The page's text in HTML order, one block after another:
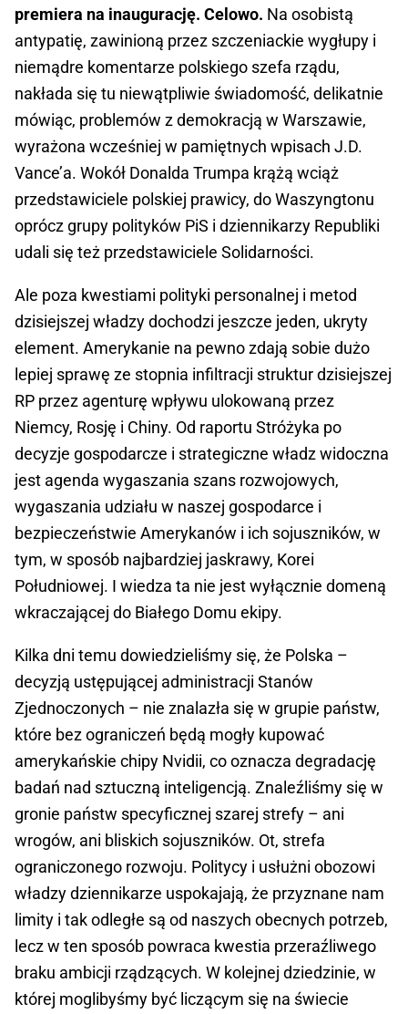
premiera na inaugurację. Celowo. Na osobistą
antypatię, zawinioną przez szczeniackie wygłupy i
niemądre komentarze polskiego szefa rządu,
nakłada się tu niewątpliwie świadomość, delikatnie
mówiąc, problemów z demokracją w Warszawie,
wyrażona wcześniej w pamiętnych wpisach J.D.
Vance’a. Wokół Donalda Trumpa krążą wciąż
przedstawiciele polskiej prawicy, do Waszyngtonu
oprócz grupy polityków PiS i dziennikarzy Republiki
udali się też przedstawiciele Solidarności.
Ale poza kwestiami polityki personalnej i metod
dzisiejszej władzy dochodzi jeszcze jeden, ukryty
element. Amerykanie na pewno zdają sobie dużo
lepiej sprawę ze stopnia infiltracji struktur dzisiejszej
RP przez agenturę wpływu ulokowaną przez
Niemcy, Rosję i Chiny. Od raportu Stróżyka po
decyzje gospodarcze i strategiczne władz widoczna
jest agenda wygaszania szans rozwojowych,
wygaszania udziału w naszej gospodarce i
bezpieczeństwie Amerykanów i ich sojuszników, w
tym, w sposób najbardziej jaskrawy, Korei
Południowej. I wiedza ta nie jest wyłącznie domeną
wkraczającej do Białego Domu ekipy.
Kilka dni temu dowiedzieliśmy się, że Polska –
decyzją ustępującej administracji Stanów
Zjednoczonych – nie znalazła się w grupie państw,
które bez ograniczeń będą mogły kupować
amerykańskie chipy Nvidii, co oznacza degradację
badań nad sztuczną inteligencją. Znaleźliśmy się w
gronie państw specyficznej szarej strefy – ani
wrogów, ani bliskich sojuszników. Ot, strefa
ograniczonego rozwoju. Politycy i usłużni obozowi
władzy dziennikarze uspokajają, że przyznane nam
limity i tak odległe są od naszych obecnych potrzeb,
lecz w ten sposób powraca kwestia przeraźliwego
braku ambicji rządzących. W kolejnej dziedzinie, w
której moglibyśmy być liczącym się na świecie